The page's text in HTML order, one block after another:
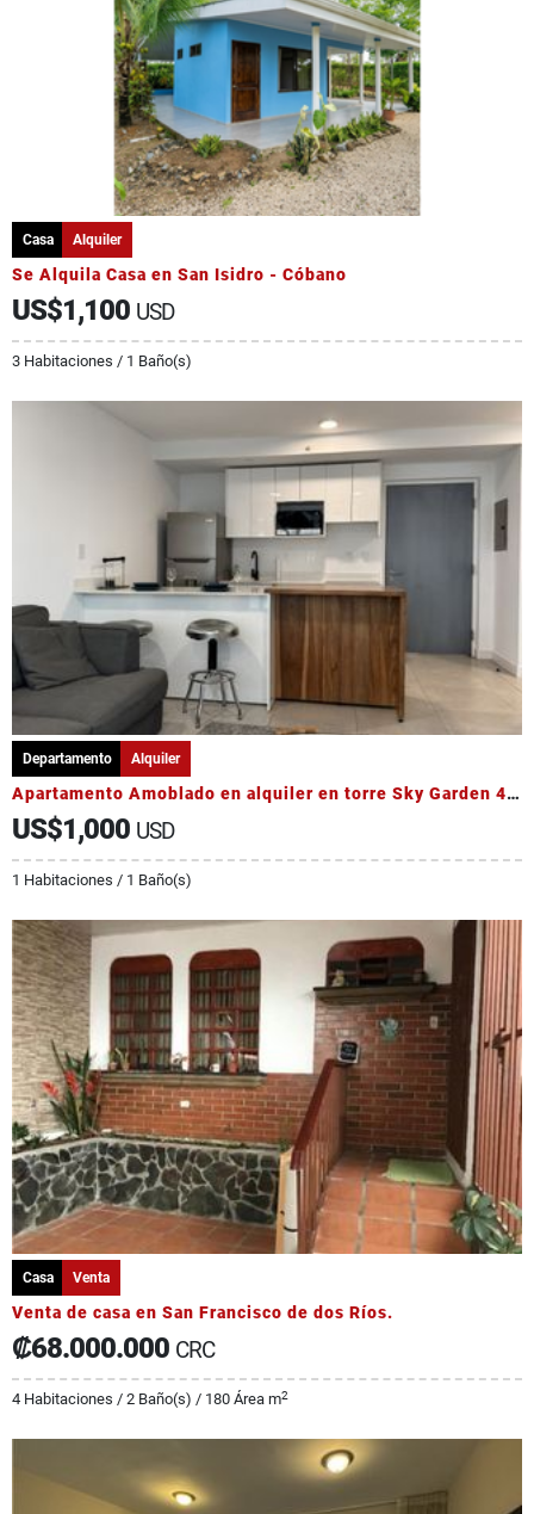
Casa Alquiler
Se Alquila Casa en San Isidro - Cóbano
US$1,100 USD
3 Habitaciones / 1 Baño(s)
Departamento Alquiler
Apartamento Amoblado en alquiler en torre Sky Garden 4to Piso
US$1,000 USD
1 Habitaciones / 1 Baño(s)
Casa Venta
Venta de casa en San Francisco de dos Ríos.
₡68.000.000 CRC
4 Habitaciones / 2 Baño(s) / 180 Área m2